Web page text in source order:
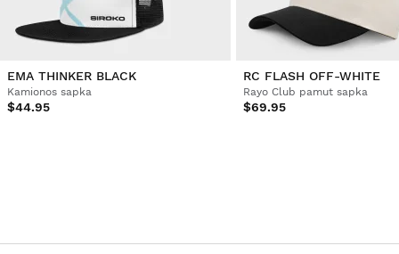
EMA THINKER BLACK
Kamionos sapka
$44.95
RC FLASH OFF-WHITE
Rayo Club pamut sapka
$69.95